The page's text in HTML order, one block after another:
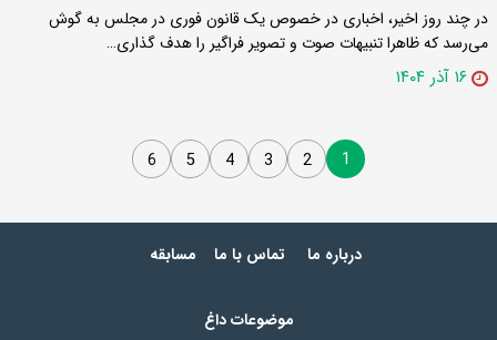
در چند روز اخیر، اخباری در خصوص یک قانون فوری در مجلس به گوش
می‌رسد که ظاهرا تنبیهات صوت و تصویر فراگیر را هدف گذاری…
۱۶ آذر ۱۴۰۴
1
2
3
4
5
6
درباره ما تماس با ما مسابقه
موضوعات داغ